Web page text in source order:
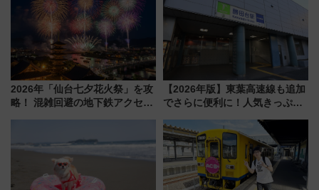
5日始発から
2026年「仙台七夕花火祭」を攻
略！ 混雑回避の地下鉄アクセス
【2026年版】東葉高速線も追加
でさらに便利に！人気きっぷ
今年も発売 秋・早春に千葉県を
巡るなら使い勝手・コスパ抜群